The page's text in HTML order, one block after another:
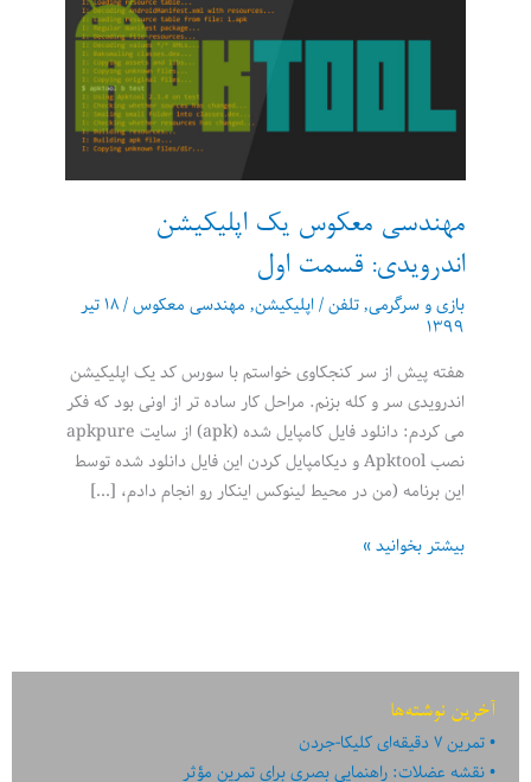
مهندسی معکوس یک اپلیکیشن
اندرویدی: قسمت اول
بازی و سرگرمی,تلفن/اپلیکیشن, مهندسی معکوس/ ۱۸ تیر
۱۳۹۹
هفته پیش از سر کنجکاوی خواستم با سورس کد یک اپلیکیشن
اندرویدی سر و کله بزنم. مراحل کار ساده تر از اونی بود که فکر
می کردم: دانلود فایل کامپایل شده (apk) از سایت apkpure
نصب Apktool و دیکامپایل کردن این فایل دانلود شده توسط
این برنامه (من در محیط لینوکس اینکار رو انجام دادم، […]
مهندسی
اول
بیشتر بخوانید »
آخرین نوشته‌ها
تمرین ۷ دقیقه‌ای کلیکا-جردن
نقشه عضلات: راهنمایی بصری برای تمرین مؤثر